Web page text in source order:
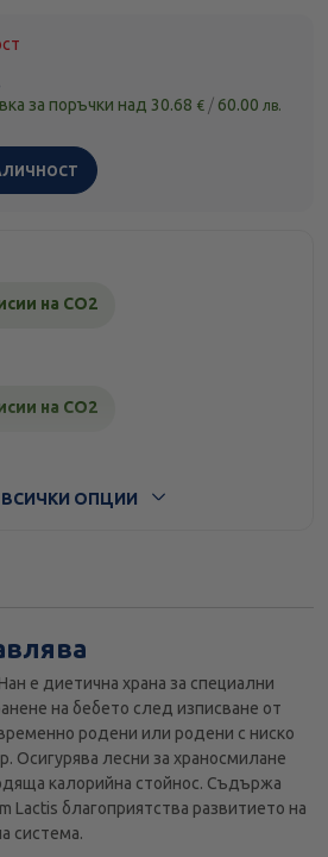
за поръчки над 30.68 € / 60.00 лв.
на CO2
на CO2
ОПЦИИ
е диетична храна за специални
на бебето след изписване от
родени или родени с ниско
Осигурява лесни за храносмилане
калорийна стойнос. Съдържа
Lactis благоприятства развитието на
система.